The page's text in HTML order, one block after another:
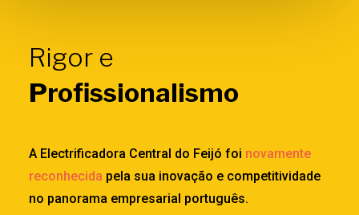
Rigor e
Profissionalismo
A Electrificadora Central do Feijó foi novamente
reconhecida pela sua inovação e competitividade
no panorama empresarial português.